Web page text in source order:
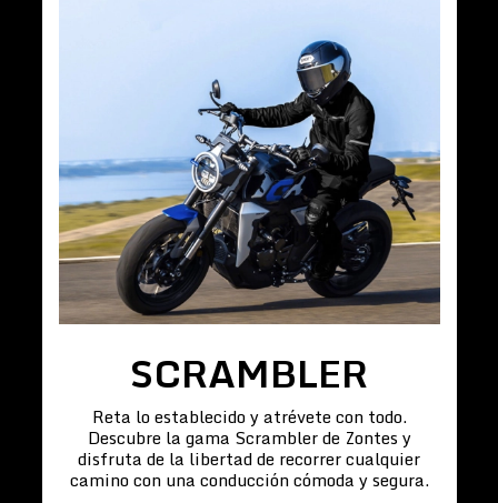
SCRAMBLER
Reta lo establecido y atrévete con todo.
Descubre la gama Scrambler de Zontes y
disfruta de la libertad de recorrer cualquier
camino con una conducción cómoda y segura.